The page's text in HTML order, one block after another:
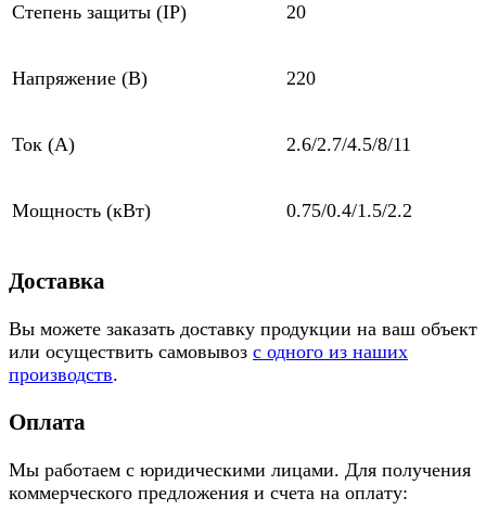
Степень защиты (IP) 20
Напряжение (В) 220
Ток (А) 2.6/2.7/4.5/8/11
Мощность (кВт) 0.75/0.4/1.5/2.2
Доставка
Вы можете заказать доставку продукции на ваш объект
или осуществить самовывоз с одного из наших
производств.
Оплата
Мы работаем с юридическими лицами. Для получения
коммерческого предложения и счета на оплату: